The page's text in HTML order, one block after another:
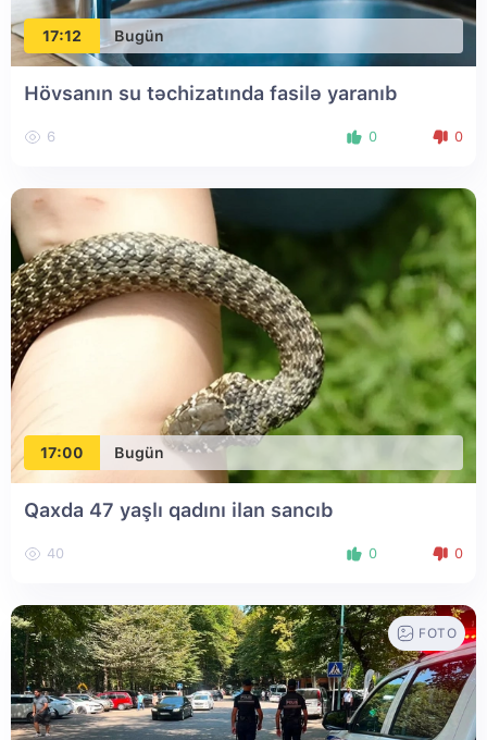
17:12 Bugün
Hövsanın su təchizatında fasilə yaranıb
6 0 0
17:00 Bugün
Qaxda 47 yaşlı qadını ilan sancıb
40 0 0
FOTO